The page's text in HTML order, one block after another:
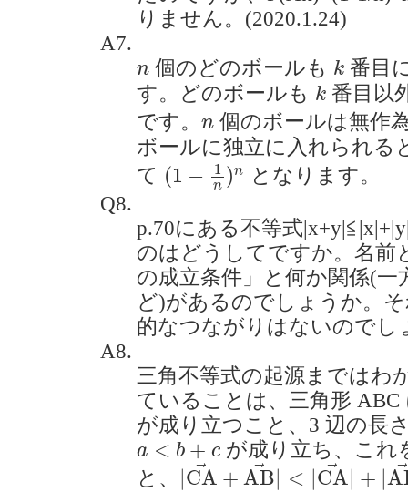
りません。(2020.1.24)
A7.
n
n 個のどのボールも k
k 番目
す。どのボールも k
k 番目以
です。 n
n 個のボールは無作
ボールに独立に入れられる
て (1 − 1
n )n
(1 1n) n
となります。
Q8.
p.70にある不等式
のはどうしてですか。名前
の成立条件」と何か関係(
ど)があるのでしょうか。
的なつながりはないのでし
A8.
三角不等式の起源まではわ
ていることは、三角形
が成り立つこと、3 辺の長
a < b + c
a< b+c
が成り立ち、これ
と、
→
CA + →
AB < →
CA + →
A
| CA→+ AB→|< |CA→|+|